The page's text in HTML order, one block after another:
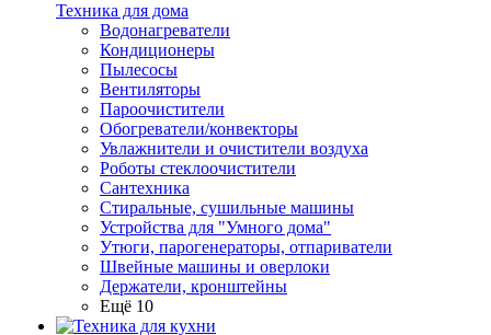
Техника для дома
Водонагреватели
Кондиционеры
Пылесосы
Вентиляторы
Пароочистители
Обогреватели/конвекторы
Увлажнители и очистители воздуха
Роботы стеклоочистители
Сантехника
Стиральные, сушильные машины
Устройства для "Умного дома"
Утюги, парогенераторы, отпариватели
Швейные машины и оверлоки
Держатели, кронштейны
Ещё 10